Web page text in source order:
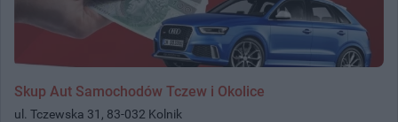
Skup Aut Samochodów Tczew i Okolice
ul. Tczewska 31, 83-032 Kolnik